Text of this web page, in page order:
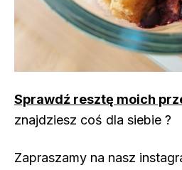
Sprawdź resztę moich
znajdziesz coś dla siebie ?
Zapraszamy na nasz